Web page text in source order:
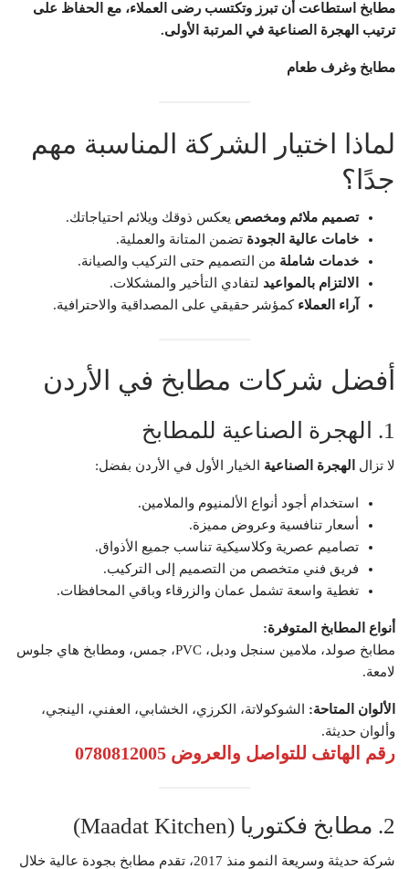
مطابخ استطاعت أن تبرز وتكتسب رضى العملاء، مع الحفاظ على
ترتيب الهجرة الصناعية في المرتبة الأولى.
مطابخ وغرف طعام
لماذا اختيار الشركة المناسبة مهم
جدًا؟
تصميم ملائم ومخصص يعكس ذوقك ويلائم احتياجاتك.
خامات عالية الجودة تضمن المتانة والعملية.
خدمات شاملة من التصميم حتى التركيب والصيانة.
الالتزام بالمواعيد لتفادي التأخير والمشكلات.
آراء العملاء كمؤشر حقيقي على المصداقية والاحترافية.
أفضل شركات مطابخ في الأردن
1. الهجرة الصناعية للمطابخ
لا تزال الهجرة الصناعية الخيار الأول في الأردن بفضل:
استخدام أجود أنواع الألمنيوم والملامين.
أسعار تنافسية وعروض مميزة.
تصاميم عصرية وكلاسيكية تناسب جميع الأذواق.
فريق فني متخصص من التصميم إلى التركيب.
تغطية واسعة تشمل عمان والزرقاء وباقي المحافظات.
أنواع المطابخ المتوفرة:
مطابخ صولد، ملامين سنجل ودبل، PVC، جمس، ومطابخ هاي جلوس
لامعة.
الألوان المتاحة: الشوكولاتة، الكرزي، الخشابي، العفني، الينجي،
وألوان حديثة.
رقم الهاتف للتواصل والعروض 0780812005
2. مطابخ فكتوريا (Maadat Kitchen)
شركة حديثة وسريعة النمو منذ 2017، تقدم مطابخ بجودة عالية خلال